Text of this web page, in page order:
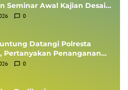
Seminar Awal Kajian Desain
0
Datangi Polresta
Pertanyakan Penanganan
Tipikor APBDes
0